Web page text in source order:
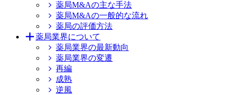
薬局M&Aの主な手法
薬局M&Aの一般的な流れ
薬局の評価方法
薬局業界について
薬局業界の最新動向
薬局業界の変遷
再編
成熟
逆風